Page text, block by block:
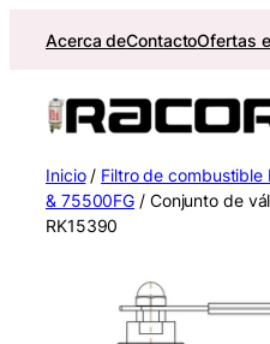
Acerca deContactoOfertas
Inicio/ Filtro de combustible
& 75500FG / Conjunto de
RK15390